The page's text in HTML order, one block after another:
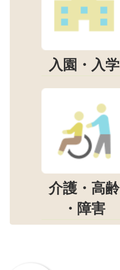
入園・入学
介護・高齢
・障害